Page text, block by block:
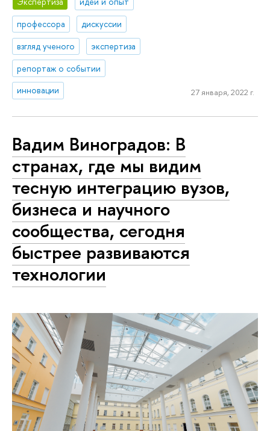
профессора
дискуссии
взгляд ученого
экспертиза
репортаж о событии
инновации
27 января, 2022 г.
Вадим Виноградов: В
странах, где мы видим
тесную интеграцию вузов,
бизнеса и научного
сообщества, сегодня
быстрее развиваются
технологии